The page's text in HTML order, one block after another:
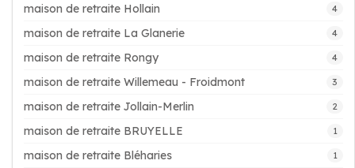
maison de retraite Hollain 4
maison de retraite La Glanerie 4
maison de retraite Rongy 4
maison de retraite Willemeau - Froidmont 3
maison de retraite Jollain-Merlin 2
maison de retraite BRUYELLE 1
maison de retraite Bléharies 1